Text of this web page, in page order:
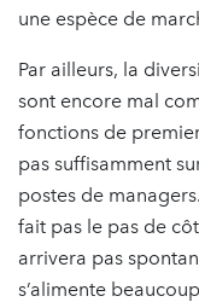
une espèce de
Par ailleurs, la
sont encore mal
fonctions de
pas suffisamment
postes de
fait pas le pas de
arrivera pas
s’alimente